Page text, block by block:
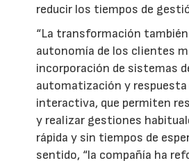
reducir los tiempos de
“La transformación
autonomía de los clientes
incorporación de sistemas
automatización y respuesta
interactiva, que permiten
y realizar gestiones
rápida y sin tiempos de
sentido, “la compañía ha